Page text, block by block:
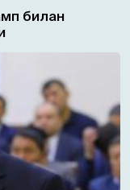
билан